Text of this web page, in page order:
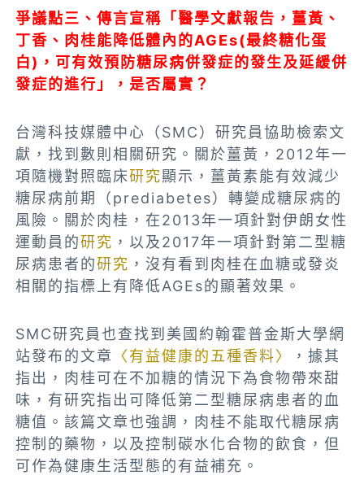
爭議點三、傳言宣稱「醫學文獻報告，薑黃、
丁香、肉桂能降低體內的AGEs(最終糖化蛋
白)，可有效預防糖尿病併發症的發生及延緩併
發症的進行」，是否屬實？
台灣科技媒體中心（SMC）研究員協助檢索文
獻，找到數則相關研究。關於薑黃，2012年一
項隨機對照臨床研究顯示，薑黃素能有效減少
糖尿病前期 （prediabetes）轉變成糖尿病的
風險。關於肉桂，在2013年一項針對伊朗女性
運動員的研究 ，以及2017年一項針對第二型糖
尿病患者的研究 ，沒有看到肉桂在血糖或發炎
相關的指標上有降低AGEs的顯著效果。
SMC研究員也查找到美國約翰霍普金斯大學網
站發布的文章
〈有益健康的五種香料〉
，據其
指出，肉桂可在不加糖的情況下為食物帶來甜
味，有研究指出可降低第二型糖尿病患者的血
糖值。該篇文章也強調，肉桂不能取代糖尿病
控制的藥物，以及控制碳水化合物的飲食，但
可作為健康生活型態的有益補充。